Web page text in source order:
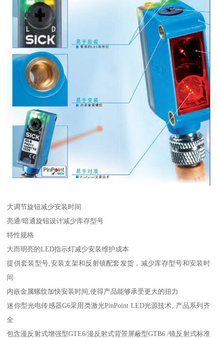
大调节旋钮减少安装时间
亮通/暗通旋钮设计减少库存型号
特性规格
大而明亮的LED指示灯减少安装维护成本
提供套装型号,安装支架和反射镜配套发货，减少库存型号和安装时
间
内嵌金属螺纹加快安装时间,使得产品能够承受更大的扭力
迷你型光电传感器G6采用类激光PinPoint LED光源技术, 产品系列齐
全
包含漫反射式增强型GTE6/漫反射式背景屏蔽型GTB6 /镜反射式标准